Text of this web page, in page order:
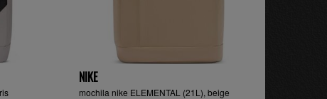
NIKE
mochila nike ELEMENTAL (21L), beige